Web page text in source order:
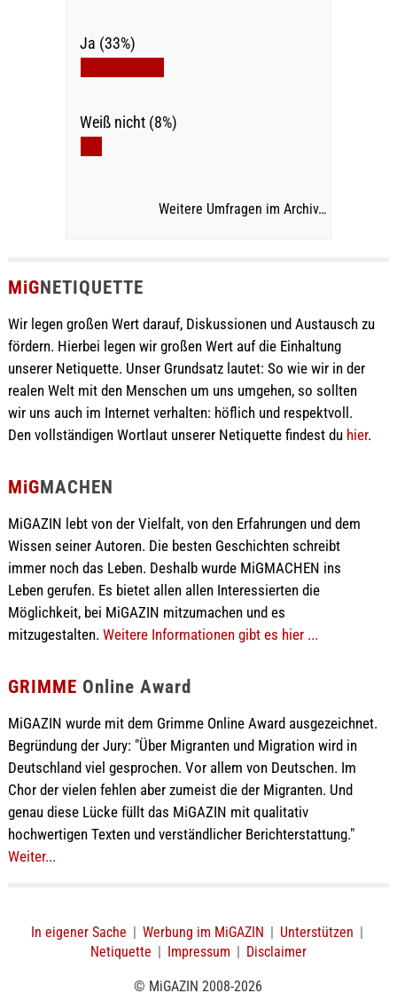
Ja (33%)
Weiß nicht (8%)
Weitere Umfragen im Archiv…
MiGNETIQUETTE
Wir legen großen Wert darauf, Diskussionen und Austausch zu
fördern. Hierbei legen wir großen Wert auf die Einhaltung
unserer Netiquette. Unser Grundsatz lautet: So wie wir in der
realen Welt mit den Menschen um uns umgehen, so sollten
wir uns auch im Internet verhalten: höflich und respektvoll.
Den vollständigen Wortlaut unserer Netiquette findest du hier.
MiGMACHEN
MiGAZIN lebt von der Vielfalt, von den Erfahrungen und dem
Wissen seiner Autoren. Die besten Geschichten schreibt
immer noch das Leben. Deshalb wurde MiGMACHEN ins
Leben gerufen. Es bietet allen allen Interessierten die
Möglichkeit, bei MiGAZIN mitzumachen und es
mitzugestalten. Weitere Informationen gibt es hier ...
GRIMME Online Award
MiGAZIN wurde mit dem Grimme Online Award ausgezeichnet.
Begründung der Jury: "Über Migranten und Migration wird in
Deutschland viel gesprochen. Vor allem von Deutschen. Im
Chor der vielen fehlen aber zumeist die der Migranten. Und
genau diese Lücke füllt das MiGAZIN mit qualitativ
hochwertigen Texten und verständlicher Berichterstattung."
Weiter...
In eigener Sache | Werbung im MiGAZIN | Unterstützen |
Netiquette | Impressum | Disclaimer
© MiGAZIN 2008-2026